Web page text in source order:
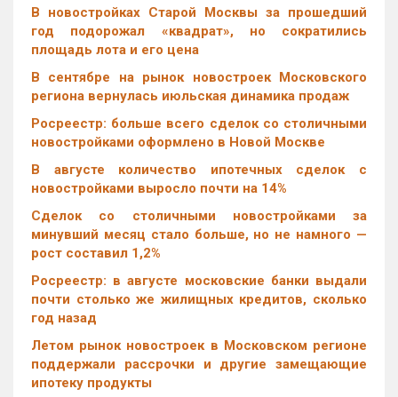
В новостройках Старой Москвы за прошедший
год подорожал «квадрат», но сократились
площадь лота и его цена
В сентябре на рынок новостроек Московского
региона вернулась июльская динамика продаж
Росреестр: больше всего сделок со столичными
новостройками оформлено в Новой Москве
В августе количество ипотечных сделок с
новостройками выросло почти на 14%
Cделок со столичными новостройками за
минувший месяц стало больше, но не намного —
рост составил 1,2%
Росреестр: в августе московские банки выдали
почти столько же жилищных кредитов, сколько
год назад
Летом рынок новостроек в Московском регионе
поддержали рассрочки и другие замещающие
ипотеку продукты